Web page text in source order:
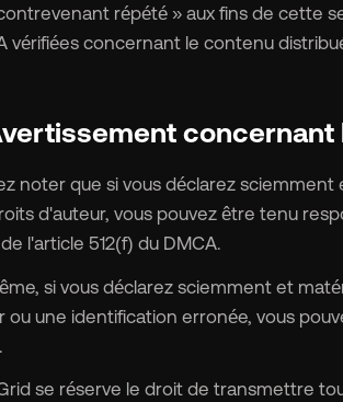
répété » aux fins de cette
vérifiées concernant le contenu
noter que si vous déclarez
d'auteur, vous pouvez être tenu
l'article 512(f) du DMCA.
si vous déclarez sciemment et
ou une identification erronée, vous
se réserve le droit de transmettre